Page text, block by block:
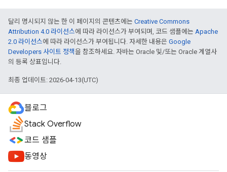
달리 명시되지 않는 한 이 페이지의 콘텐츠에는 Creative Commons
Attribution 4.0 라이선스에 따라 라이선스가 부여되며, 코드 샘플에는 Apache
2.0 라이선스에 따라 라이선스가 부여됩니다. 자세한 내용은 Google
Developers 사이트 정책을 참조하세요. 자바는 Oracle 및/또는 Oracle 계열사
의 등록 상표입니다.
최종 업데이트: 2026-04-13(UTC)
블로그
Stack Overflow
코드 샘플
동영상